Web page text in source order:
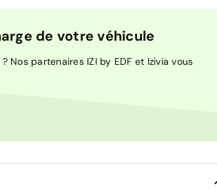
de votre véhicule
Nos partenaires IZI by EDF et Izivia vous